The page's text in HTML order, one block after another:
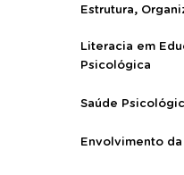
Estrutura,
Literacia em
Psicológica
Saúde
Envolvimento